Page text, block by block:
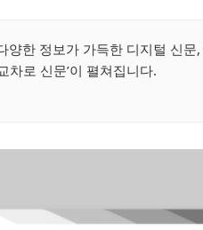
양한 정보가 가득한 디지털 신문
차로 신문’이 펼쳐집니다.